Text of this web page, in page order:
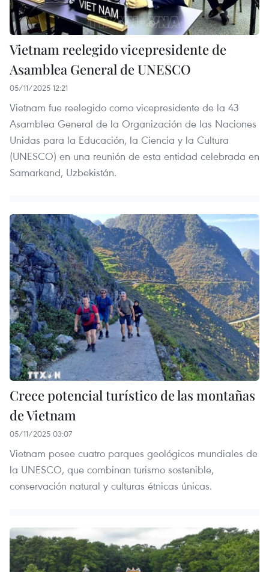
Vietnam reelegido vicepresidente de
Asamblea General de UNESCO
05/11/2025 12:21
Vietnam fue reelegido como vicepresidente de la 43
Asamblea General de la Organización de las Naciones
Unidas para la Educación, la Ciencia y la Cultura
(UNESCO) en una reunión de esta entidad celebrada en
Samarkand, Uzbekistán.
Crece potencial turístico de las montañas
de Vietnam
05/11/2025 03:07
Vietnam posee cuatro parques geológicos mundiales de
la UNESCO, que combinan turismo sostenible,
conservación natural y culturas étnicas únicas.